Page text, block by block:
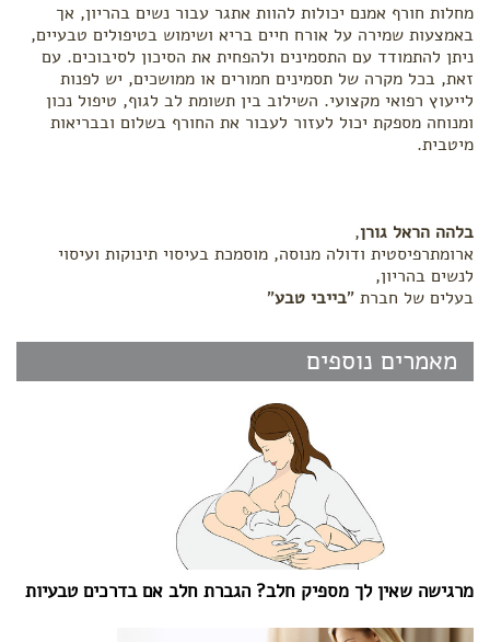
מחלות חורף אמנם יכולות להוות אתגר עבור נשים בהריון, אך
באמצעות שמירה על אורח חיים בריא ושימוש בטיפולים טבעיים,
ניתן להתמודד עם התסמינים ולהפחית את הסיכון לסיבוכים. עם
זאת, בכל מקרה של תסמינים חמורים או ממושכים, יש לפנות
לייעוץ רפואי מקצועי. השילוב בין תשומת לב לגוף, טיפול נכון
ומנוחה מספקת יכול לעזור לעבור את החורף בשלום ובבריאות
מיטבית.
בלהה הראל גורן,
ארומתרפיסטית ודולה מנוסה, מוסמכת בעיסוי תינוקות ועיסוי
לנשים בהריון,
בעלים של חברת "בייבי טבע"
מאמרים נוספים
מרגישה שאין לך מספיק חלב? הגברת חלב אם בדרכים טבעיות